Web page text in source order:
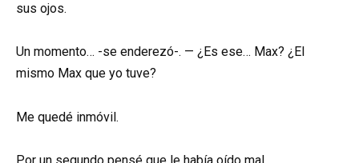
sus ojos.
Un momento… -se enderezó-. — ¿Es ese… Max? ¿El
mismo Max que yo tuve?
Me quedé inmóvil.